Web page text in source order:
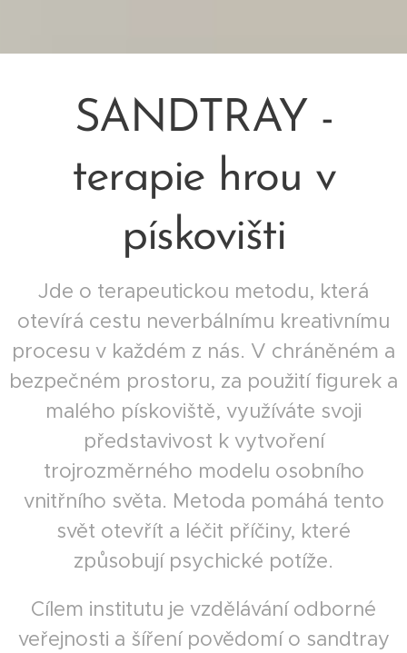
SANDTRAY -
terapie hrou v
pískovišti
Jde o terapeutickou metodu, která
otevírá cestu neverbálnímu kreativnímu
procesu v každém z nás. V chráněném a
bezpečném prostoru, za použití figurek a
malého pískoviště, využíváte svoji
představivost k vytvoření
trojrozměrného modelu osobního
vnitřního světa. Metoda pomáhá tento
svět otevřít a léčit příčiny, které
způsobují psychické potíže.
Cílem institutu je vzdělávání odborné
veřejnosti a šíření povědomí o sandtray